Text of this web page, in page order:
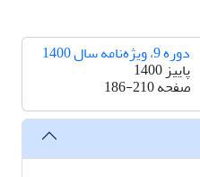
دوره 9، ویژه‌نامه سال 1400
پاییز 1400
صفحه186-210